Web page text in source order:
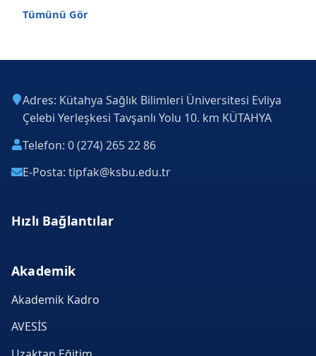
Tümünü Gör
Adres: Kütahya Sağlık Bilimleri Üniversitesi Evliya
Çelebi Yerleşkesi Tavşanlı Yolu 10. km KÜTAHYA
Telefon: 0 (274) 265 22 86
E-Posta: tipfak@ksbu.edu.tr
Hızlı Bağlantılar
Akademik
Akademik Kadro
AVESİS